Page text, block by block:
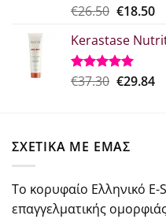
Βαθμολογήθηκε
από 5
€26.50 Original
was:
€26.50.
€18.50Η
Kerastase
Βαθμολογήθηκε
€37.30 Original
€29.84Η
ΣΧΕΤΙΚΑ ΜΕ ΕΜΑΣ
Το κορυφαίο Ελληνικό E-
επαγγελματικής